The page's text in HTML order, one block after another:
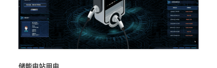
储能电站用电